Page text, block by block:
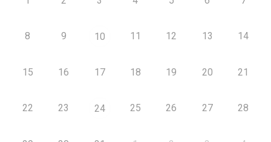
8 9 10 11 12 13 14
15 16 17 18 19 20 21
22 23 24 25 26 27 28